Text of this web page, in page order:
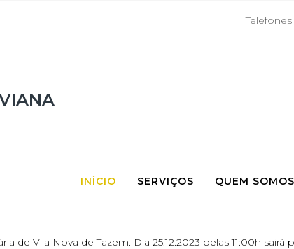
Telefones
INÍCIO SERVIÇOS QUEM SOMOS
de Vila Nova de Tazem. Dia 25.12.2023 pelas 11:00h sairá